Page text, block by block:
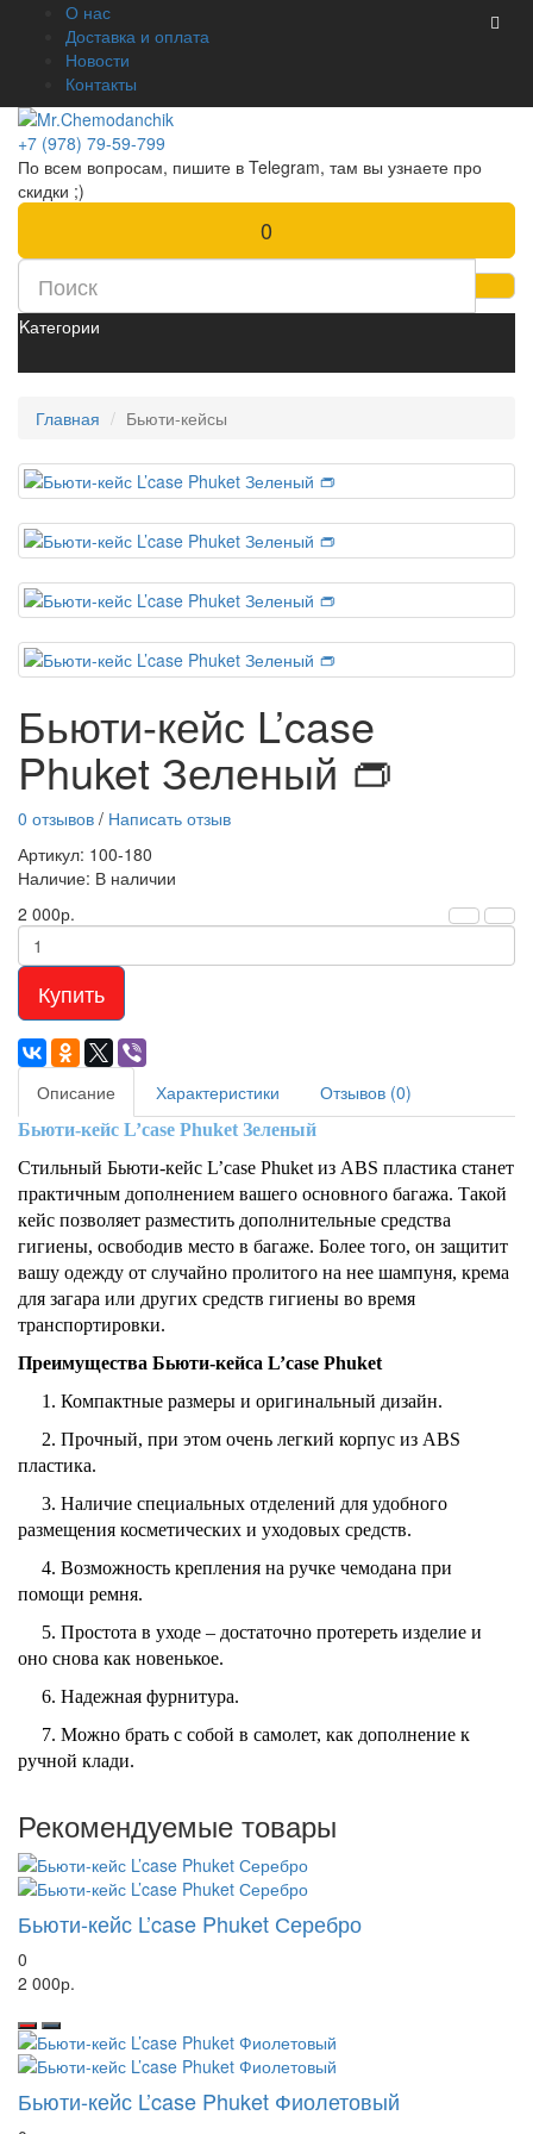
О нас
Доставка и оплата
Новости
Контакты
+7 (978) 79-59-799
По всем вопросам, пишите в Telegram, там вы узнаете про
скидки ;)
0
Kатегории
Главная Бьюти-кейсы
Бьюти-кейс L’case
Phuket Зеленый 👝
0 отзывов / Написать отзыв
Артикул: 100-180
Наличие: В наличии
2 000р.
Купить
Описание Характеристики Отзывов (0)
Бьюти-кейс L’case Phuket Зеленый
Стильный Бьюти-кейс L’case Phuket из ABS пластика станет
практичным дополнением вашего основного багажа. Такой
кейс позволяет разместить дополнительные средства
гигиены, освободив место в багаже. Более того, он защитит
вашу одежду от случайно пролитого на нее шампуня, крема
для загара или других средств гигиены во время
транспортировки.
Преимущества Бьюти-кейса L’case Phuket
1. Компактные размеры и оригинальный дизайн.
2. Прочный, при этом очень легкий корпус из ABS
пластика.
3. Наличие специальных отделений для удобного
размещения косметических и уходовых средств.
4. Возможность крепления на ручке чемодана при
помощи ремня.
5. Простота в уходе – достаточно протереть изделие и
оно снова как новенькое.
6. Надежная фурнитура.
7. Можно брать с собой в самолет, как дополнение к
ручной клади.
Рекомендуемые товары
Бьюти-кейс L’case Phuket Серебро
0
2 000р.
Бьюти-кейс L’case Phuket Фиолетовый